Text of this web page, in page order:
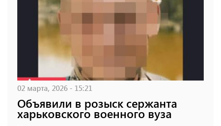
02 марта, 2026 - 15:21
Объявили в розыск сержанта
харьковского военного вуза